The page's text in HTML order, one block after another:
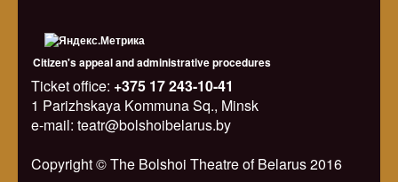
Citizen's appeal and administrative procedures
Ticket office: +375 17 243-10-41
1 Parizhskaya Kommuna Sq., Minsk
e-mail: teatr@bolshoibelarus.by
Copyright © The Bolshoi Theatre of Belarus 2016